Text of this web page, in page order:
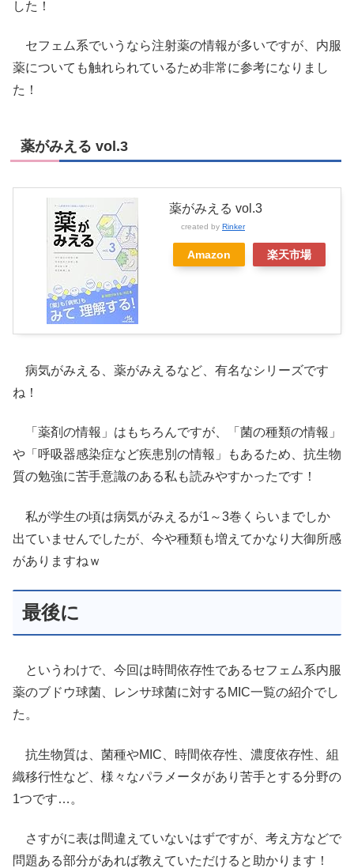
した！
セフェム系でいうなら注射薬の情報が多いですが、内服
薬についても触れられているため非常に参考になりまし
た！
薬がみえる vol.3
薬がみえる vol.3
created by Rinker
Amazon 楽天市場
病気がみえる、薬がみえるなど、有名なシリーズです
ね！
「薬剤の情報」はもちろんですが、「菌の種類の情報」
や「呼吸器感染症など疾患別の情報」もあるため、抗生物
質の勉強に苦手意識のある私も読みやすかったです！
私が学生の頃は病気がみえるが1～3巻くらいまでしか
出ていませんでしたが、今や種類も増えてかなり大御所感
がありますねｗ
最後に
というわけで、今回は時間依存性であるセフェム系内服
薬のブドウ球菌、レンサ球菌に対するMIC一覧の紹介でし
た。
抗生物質は、菌種やMIC、時間依存性、濃度依存性、組
織移行性など、様々なパラメータがあり苦手とする分野の
1つです…。
さすがに表は間違えていないはずですが、考え方などで
問題ある部分があれば教えていただけると助かります！